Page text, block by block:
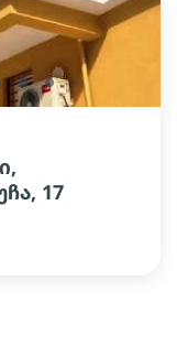
lens lens
17